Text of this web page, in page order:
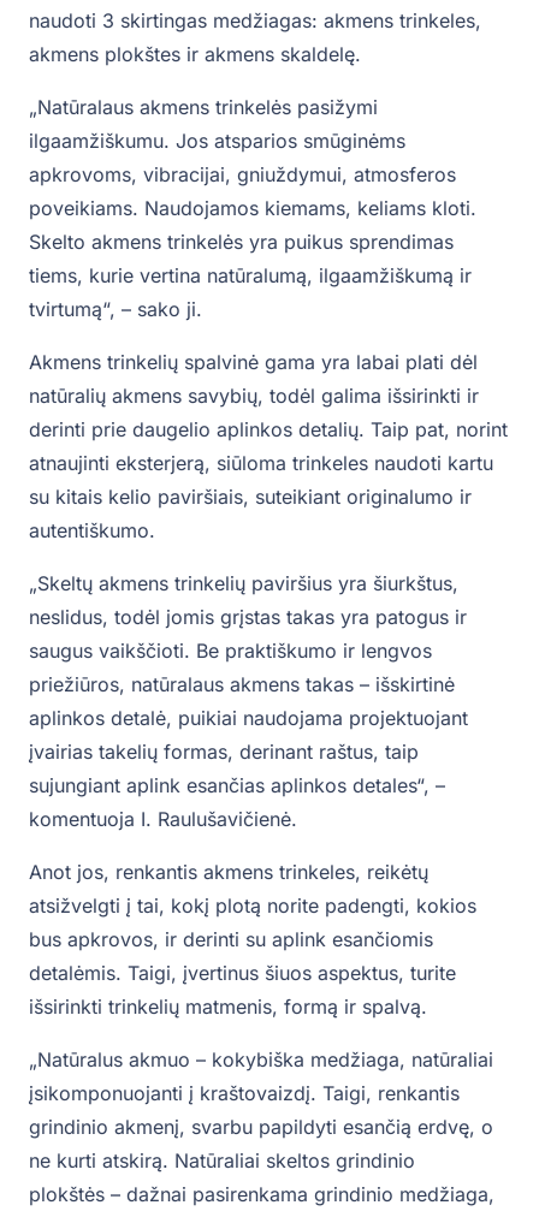
naudoti 3 skirtingas medžiagas: akmens trinkeles,
akmens plokštes ir akmens skaldelę.
„Natūralaus akmens trinkelės pasižymi
ilgaamžiškumu. Jos atsparios smūginėms
apkrovoms, vibracijai, gniuždymui, atmosferos
poveikiams. Naudojamos kiemams, keliams kloti.
Skelto akmens trinkelės yra puikus sprendimas
tiems, kurie vertina natūralumą, ilgaamžiškumą ir
tvirtumą“, – sako ji.
Akmens trinkelių spalvinė gama yra labai plati dėl
natūralių akmens savybių, todėl galima išsirinkti ir
derinti prie daugelio aplinkos detalių. Taip pat, norint
atnaujinti eksterjerą, siūloma trinkeles naudoti kartu
su kitais kelio paviršiais, suteikiant originalumo ir
autentiškumo.
„Skeltų akmens trinkelių paviršius yra šiurkštus,
neslidus, todėl jomis grįstas takas yra patogus ir
saugus vaikščioti. Be praktiškumo ir lengvos
priežiūros, natūralaus akmens takas – išskirtinė
aplinkos detalė, puikiai naudojama projektuojant
įvairias takelių formas, derinant raštus, taip
sujungiant aplink esančias aplinkos detales“, –
komentuoja I. Raulušavičienė.
Anot jos, renkantis akmens trinkeles, reikėtų
atsižvelgti į tai, kokį plotą norite padengti, kokios
bus apkrovos, ir derinti su aplink esančiomis
detalėmis. Taigi, įvertinus šiuos aspektus, turite
išsirinkti trinkelių matmenis, formą ir spalvą.
„Natūralus akmuo – kokybiška medžiaga, natūraliai
įsikomponuojanti į kraštovaizdį. Taigi, renkantis
grindinio akmenį, svarbu papildyti esančią erdvę, o
ne kurti atskirą. Natūraliai skeltos grindinio
plokštės – dažnai pasirenkama grindinio medžiaga,